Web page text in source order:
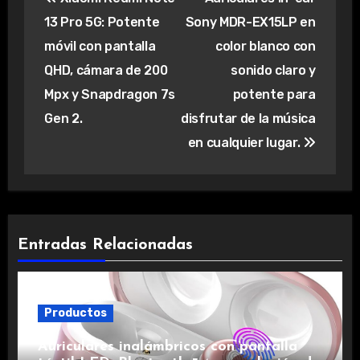
de
entradas
13 Pro 5G: Potente
móvil con pantalla
QHD, cámara de 200
Mpx y Snapdragon 7s
Gen 2.
Sony MDR-EX15LP en
color blanco con
sonido claro y
potente para
disfrutar de la música
en cualquier lugar.
Entradas Relacionadas
Productos
Auriculares inalámbricos con pantalla